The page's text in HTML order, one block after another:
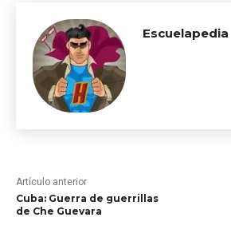
Escuelapedia
Artículo anterior
Cuba: Guerra de guerrillas
de Che Guevara